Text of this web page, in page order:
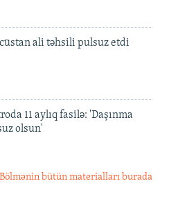
ali təhsili pulsuz etdi
11 aylıq fasilə: 'Daşınma
olsun'
Bölmənin bütün materialları burada